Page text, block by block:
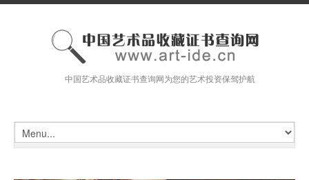
中国艺术品收藏证书查询网为您的艺术投资保驾护航